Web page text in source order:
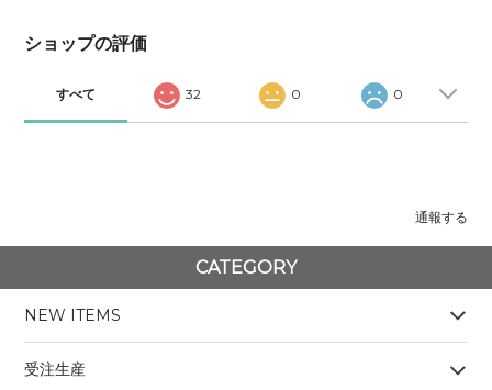
ショップの評価
すべて 32 0 0
通報する
CATEGORY
NEW ITEMS
受注生産